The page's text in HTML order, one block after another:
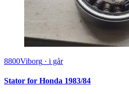
8800Viborg · i går
Stator for Honda 1983/84